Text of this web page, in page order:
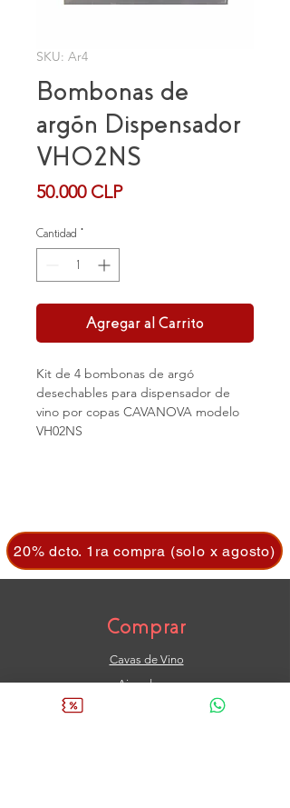
SKU: Ar4
Bombonas de
argón Dispensador
VH02NS
50.000 CLPPrecio
Cantidad *
Agregar al Carrito
Kit de 4 bombonas de argó
desechables para dispensador de
vino por copas CAVANOVA modelo
VH02NS
20% dcto. 1ra compra (solo x agosto)
Comprar
Cavas de Vino
Aireadores